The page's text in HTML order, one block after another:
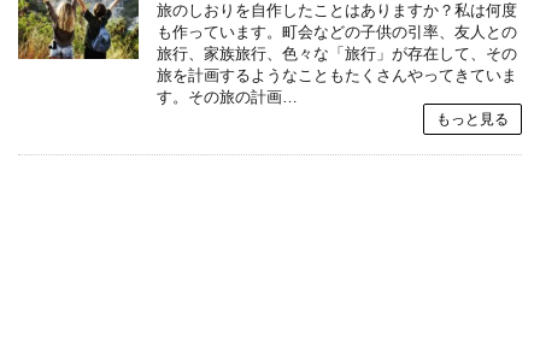
旅のしおりを自作したことはありますか？私は何度
も作っています。町会などの子供の引率、友人との
旅行、家族旅行、色々な「旅行」が存在して、その
旅を計画するようなこともたくさんやってきていま
す。その旅の計画…
もっと見る